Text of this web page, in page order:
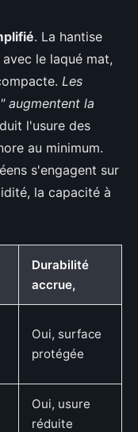
. La hantise
le laqué mat,
Les
augmentent la
l'usure des
au minimum.
s'engagent sur
la capacité à
Durabilité
accrue,
Oui, surface
protégée
Oui, usure
réduite